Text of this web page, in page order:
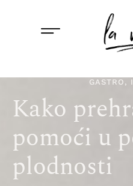
GASTRO ,
Kako
pomoći u
plodnosti